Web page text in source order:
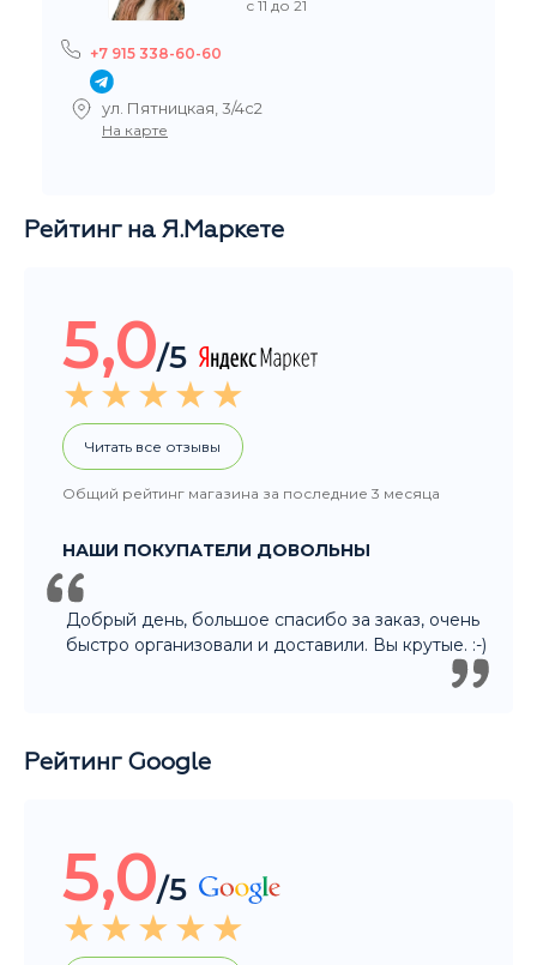
Рейтинг на Я.Маркете
5,0 /5
Общий рейтинг магазина за последние 3 месяца
НАШИ ПОКУПАТЕЛИ ДОВОЛЬНЫ
Добрый день, большое спасибо за заказ, очень
быстро организовали и доставили. Вы крутые. :-)
Рейтинг Google
5,0/5
Общий рейтинг магазина за последние 3 месяца
НАШИ ПОКУПАТЕЛИ ДОВОЛЬНЫ